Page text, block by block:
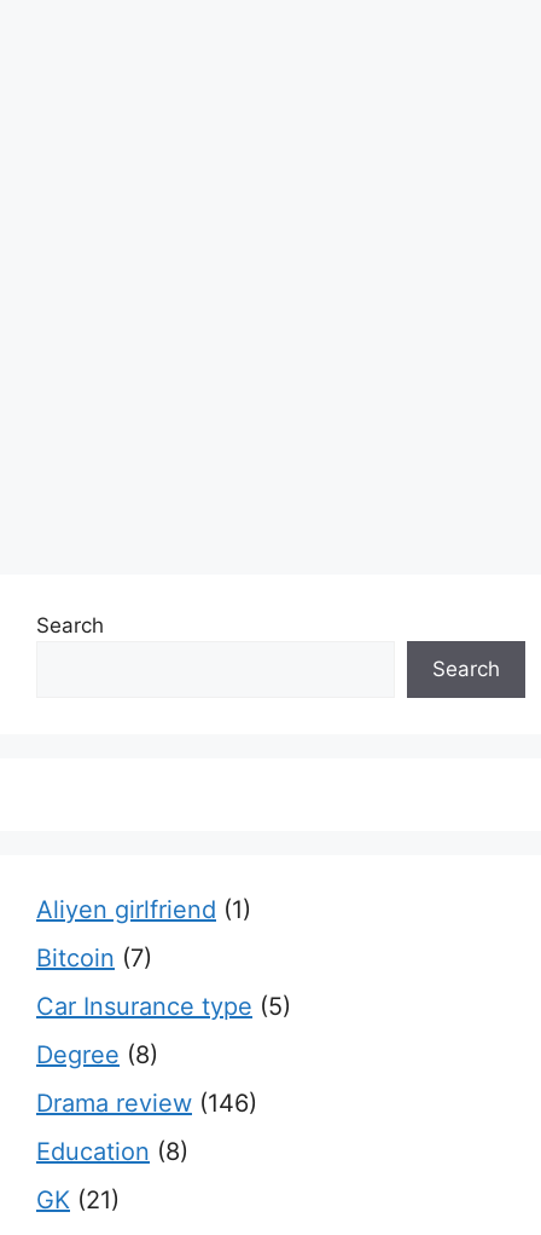
Search
Search
Aliyen girlfriend (1)
Bitcoin (7)
Car Insurance type (5)
Degree (8)
Drama review (146)
Education (8)
GK (21)